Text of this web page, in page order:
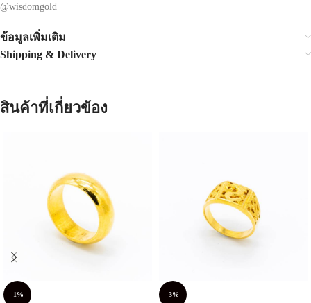
@wisdomgold
ข้อมูลเพิ่มเติม
Shipping & Delivery
สินค้าที่เกี่ยวข้อง
-1% -3%